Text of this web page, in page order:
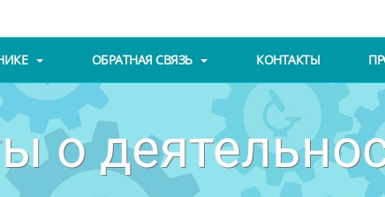
ОБРАТНАЯ СВЯЗЬ КОНТАКТЫ
о